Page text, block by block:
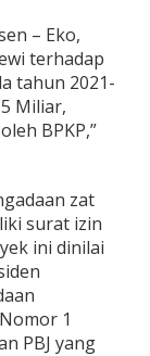
– Eko,
terhadap
tahun 2021-
Miliar,
BPKP,”
zat
surat izin
ini dinilai
1
PBJ yang